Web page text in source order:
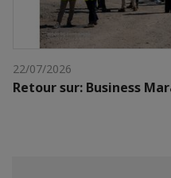
22/07/2026
Retour sur: Business